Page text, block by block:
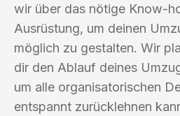
wir über das nötige Know-
Ausrüstung, um deinen
möglich zu gestalten. Wir
dir den Ablauf deines
um alle organisatorischen
entspannt zurücklehnen